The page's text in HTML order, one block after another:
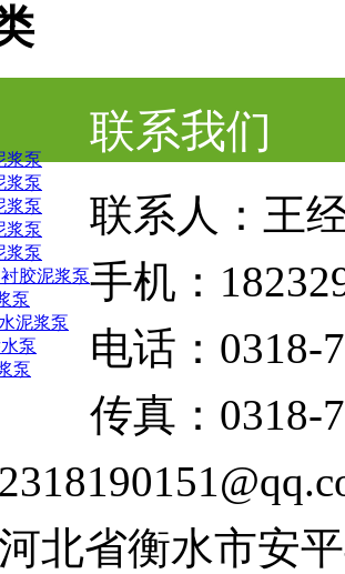
浆泵
浆泵
浆泵
浆泵
浆泵
胶泥浆泵
泵
泥浆泵
泵
泵
联系我们
联系人：王
手机：
电话：0318-
传真：0318-
北省衡水市安